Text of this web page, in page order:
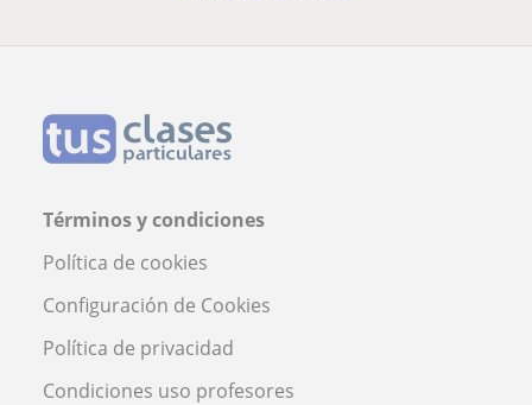
Términos y condiciones
Política de cookies
Configuración de Cookies
Política de privacidad
Condiciones uso profesores